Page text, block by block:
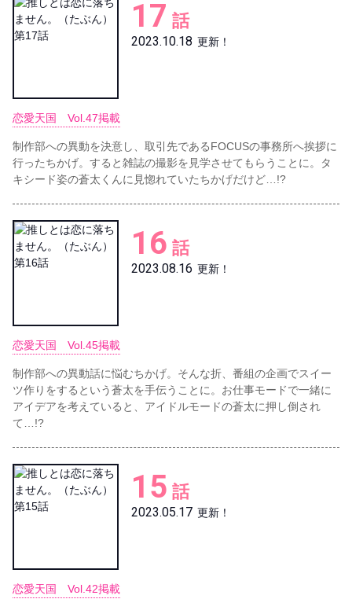
17 話
2023.10.18 更新！
恋愛天国 Vol.47掲載
制作部への異動を決意し、取引先であるFOCUSの事務所へ挨拶に
行ったちかげ。すると雑誌の撮影を見学させてもらうことに。タ
キシード姿の蒼太くんに見惚れていたちかげだけど…!?
16 話
2023.08.16 更新！
恋愛天国 Vol.45掲載
制作部への異動話に悩むちかげ。そんな折、番組の企画でスイー
ツ作りをするという蒼太を手伝うことに。お仕事モードで一緒に
アイデアを考えていると、アイドルモードの蒼太に押し倒され
て…!?
15 話
2023.05.17 更新！
恋愛天国 Vol.42掲載